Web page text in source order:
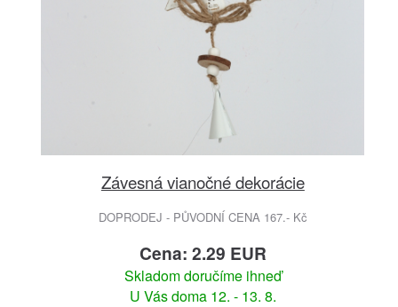
Závesná vianočné dekorácie
DOPRODEJ - PŮVODNÍ CENA 167.- Kč
Cena: 2.29 EUR
Skladom doručíme ihneď
U Vás doma 12. - 13. 8.